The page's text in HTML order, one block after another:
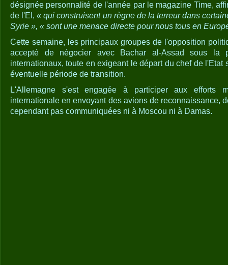
désignée personnalité de l'année par le magazine Time,
de l'EI,« qui construisent un règne de la terreur dans
Syrie », « sont une menace directe pour nous tous en
Cette semaine, les principaux groupes de l'opposition
accepté de négocier avec Bachar al-Assad sous la
internationaux, toute en exigeant le départ du chef de l'Etat
éventuelle période de transition.
L'Allemagne s'est engagée à participer aux efforts
internationale en envoyant des avions de reconnaissance,
cependant pas communiquées ni à Moscou ni à Damas.